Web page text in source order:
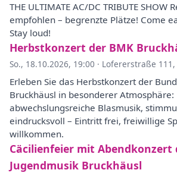
THE ULTIMATE AC/DC TRIBUTE SHOW
empfohlen – begrenzte Plätze! Come
Stay loud!
Herbstkonzert der BMK
So., 18.10.2026, 19:00 · Lofererstraße
Erleben Sie das Herbstkonzert der
Bruckhäusl in besonderer Atmosphäre:
abwechslungsreiche Blasmusik,
eindrucksvoll – Eintritt frei, freiwillige
willkommen.
Cäcilienfeier mit Abendkonzert
Jugendmusik Bruckhäusl